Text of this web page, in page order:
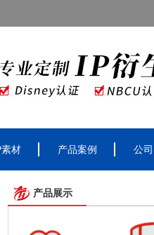
素材 产品案例 公
产品展示